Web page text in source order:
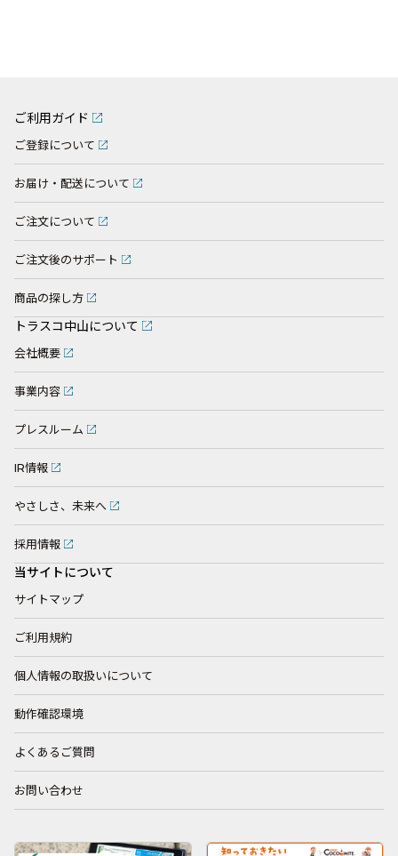
ご利用ガイド
ご登録について
お届け・配送について
ご注文について
ご注文後のサポート
商品の探し方
トラスコ中山について
会社概要
事業内容
プレスルーム
IR情報
やさしさ、未来へ
採用情報
当サイトについて
サイトマップ
ご利用規約
個人情報の取扱いについて
動作確認環境
よくあるご質問
お問い合わせ